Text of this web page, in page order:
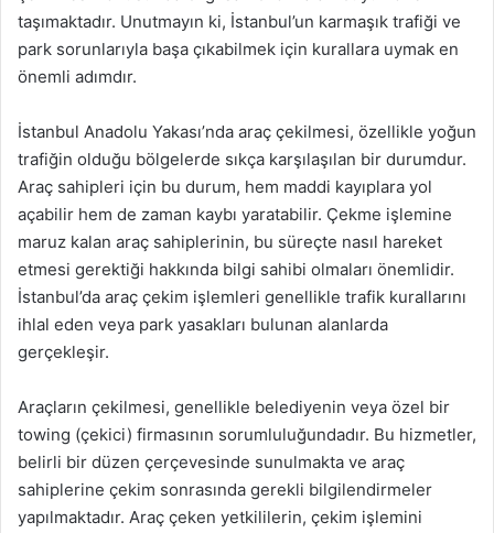
taşımaktadır. Unutmayın ki, İstanbul’un karmaşık trafiği ve
park sorunlarıyla başa çıkabilmek için kurallara uymak en
önemli adımdır.
İstanbul Anadolu Yakası’nda araç çekilmesi, özellikle yoğun
trafiğin olduğu bölgelerde sıkça karşılaşılan bir durumdur.
Araç sahipleri için bu durum, hem maddi kayıplara yol
açabilir hem de zaman kaybı yaratabilir. Çekme işlemine
maruz kalan araç sahiplerinin, bu süreçte nasıl hareket
etmesi gerektiği hakkında bilgi sahibi olmaları önemlidir.
İstanbul’da araç çekim işlemleri genellikle trafik kurallarını
ihlal eden veya park yasakları bulunan alanlarda
gerçekleşir.
Araçların çekilmesi, genellikle belediyenin veya özel bir
towing (çekici) firmasının sorumluluğundadır. Bu hizmetler,
belirli bir düzen çerçevesinde sunulmakta ve araç
sahiplerine çekim sonrasında gerekli bilgilendirmeler
yapılmaktadır. Araç çeken yetkililerin, çekim işlemini